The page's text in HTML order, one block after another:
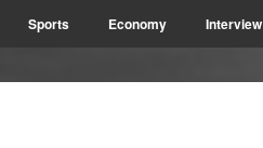
Sports Economy Interview